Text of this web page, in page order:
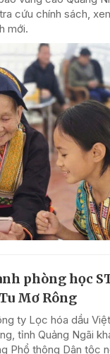
cứu chính sách,
mới.
phòng học
Mơ Rông
ty Lọc hóa dầu
tỉnh Quảng Ngãi
Phổ thông Dân tộc